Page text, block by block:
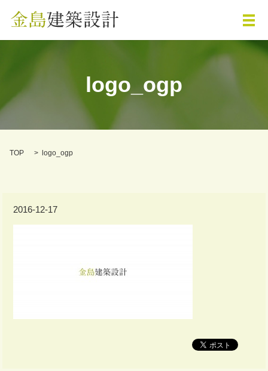
メ
logo_ogp
TOP logo_ogp
2016-12-17